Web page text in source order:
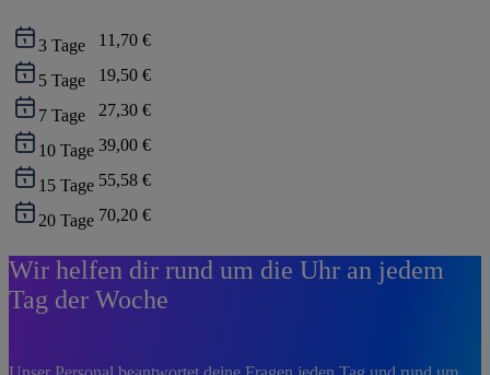
3 Tage 11,70 €
5 Tage 19,50 €
7 Tage 27,30 €
10 Tage 39,00 €
15 Tage 55,58 €
20 Tage 70,20 €
Wir helfen dir rund um die Uhr an jedem
Tag der Woche